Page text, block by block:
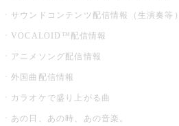
サウンドコンテンツ配信情報（生演奏等）
VOCALOID™配信情報
アニメソング配信情報
外国曲配信情報
カラオケで盛り上がる曲
あの日、あの時、あの音楽。